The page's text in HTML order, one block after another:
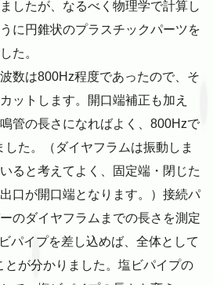
したが、なるべく物理学で計算し
に円錐状のプラスチックパーツを
た。
数は800Hz程度であったので、そ
ットします。開口端補正も加え
管の長さになればよく、800Hzで
た。（ダイヤフラムは振動しま
ると考えてよく、固定端・閉じた
口が開口端となります。）接続パ
のダイヤフラムまでの長さを測定
パイプを差し込めば、全体として
とが分かりました。塩ビパイプの